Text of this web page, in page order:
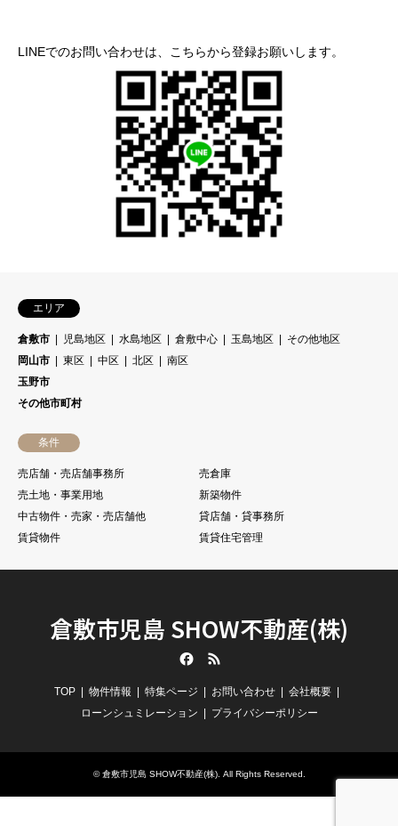
LINEでのお問い合わせは、こちらから登録お願いします。
エリア
倉敷市 児島地区 水島地区 倉敷中心 玉島地区
その他地区
岡山市
東区 中区 北区
南区
玉野市
その他市町村
条件
売店舗・売店舗事務所
売倉庫
売土地・事業用地
新築物件
中古物件・売家・売店舗他
貸店舗・貸事務所
賃貸物件
賃貸住宅管理
倉敷市児島 SHOW不動産(株)
TOP 物件情報 特集ページ お問い合わせ
会社概要
ローンシュミレーション
プライバシーポリシー
©倉敷市児島 SHOW不動産(株). All Rights Reserved.